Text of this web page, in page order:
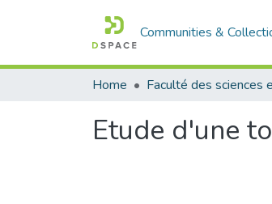
Communities &
Home
Etude d'une